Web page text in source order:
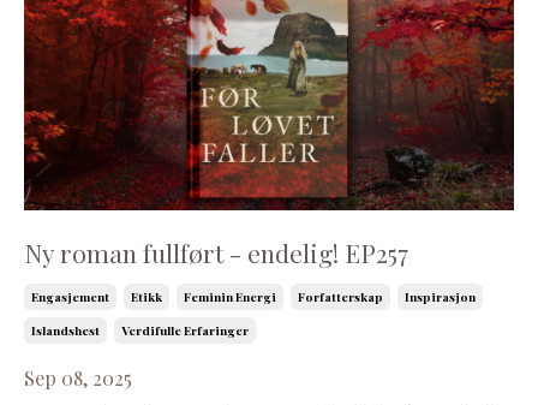
Ny roman fullført - endelig! EP257
Engasjement Etikk Feminin Energi Forfatterskap
Inspirasjon
Islandshest
Verdifulle Erfaringer
Sep 08, 2025